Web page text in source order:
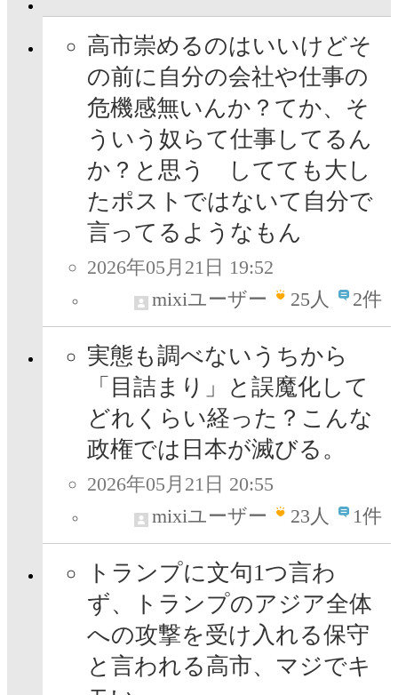
高市崇めるのはいいけどそ
の前に自分の会社や仕事の
危機感無いんか？てか、そ
ういう奴らて仕事してるん
か？と思う してても大し
たポストではないて自分で
言ってるようなもん
2026年05月21日 19:52
mixiユーザー
25人 2件
実態も調べないうちから
「目詰まり」と誤魔化して
どれくらい経った？こんな
政権では日本が滅びる。
2026年05月21日 20:55
mixiユーザー
23人 1件
トランプに文句1つ言わ
ず、トランプのアジア全体
への攻撃を受け入れる保守
と言われる高市、マジでキ